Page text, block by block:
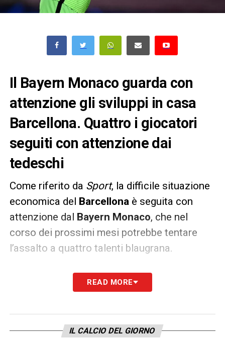
Il Bayern Monaco guarda con
attenzione gli sviluppi in casa
Barcellona. Quattro i giocatori
seguiti con attenzione dai
tedeschi
Come riferito da Sport, la difficile situazione
economica del Barcellona è seguita con
attenzione dal Bayern Monaco, che nel
corso dei prossimi mesi potrebbe tentare
l’assalto a quattro talenti blaugrana.
Ter Stegen, visto come l’ideale
erede di Neuer, del terzinoDest
LA PLAYLIST DELLE NOSTRE TOP NEWS
READ MORE
IL CALCIO DEL GIORNO